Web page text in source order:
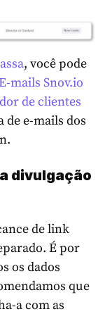
, você pode
mails Snov.io
de clientes
de e-mails dos
divulgação
de link
É por
os dados
que
a com as